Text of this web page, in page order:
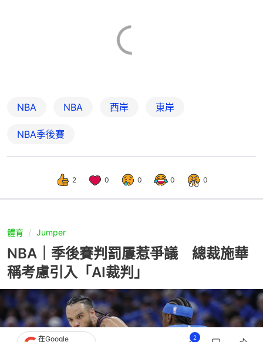
NBA NBA 西岸 東岸
NBA季後賽
2 0 0 0 0
體育 Jumper
NBA｜季後賽判罰屢惹爭議 總裁施華
稱考慮引入「AI裁判」
在Google
2